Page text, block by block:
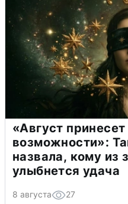
«Август
возможности»:
назвала, кому из
улыбнется удача
8 августа 27